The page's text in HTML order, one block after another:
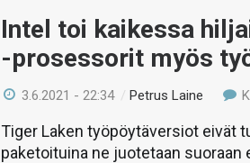
Intel toi kaikessa
-prosessorit myös
3.6.2021 - 22:34 /Petrus Laine
Tiger Laken työpöytäversiot eivät
paketoituina ne juotetaan